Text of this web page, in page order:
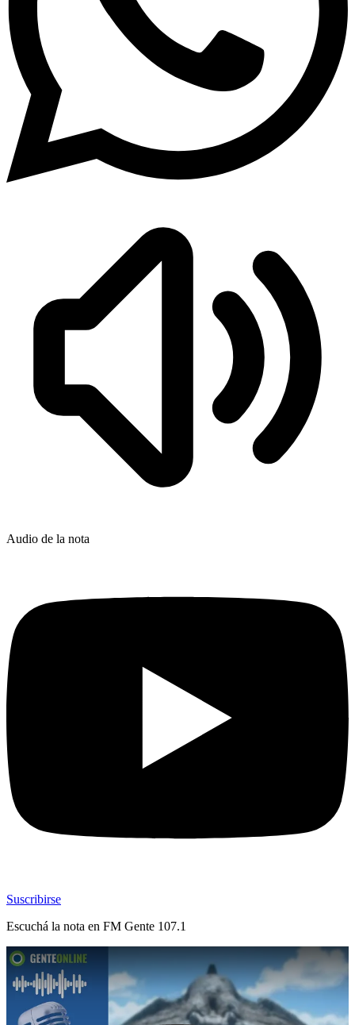
Audio de la nota
Suscribirse
Escuchá la nota en FM Gente 107.1